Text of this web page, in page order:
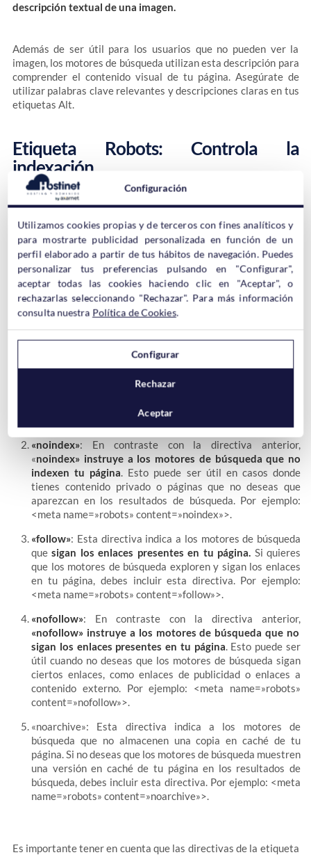
descripción textual de una imagen.
Además de ser útil para los usuarios que no pueden ver la
imagen, los motores de búsqueda utilizan esta descripción para
comprender el contenido visual de tu página. Asegúrate de
utilizar palabras clave relevantes y descripciones claras en tus
etiquetas Alt.
Etiqueta Robots: Controla la
indexación
ElMeta Tag Robots te permite controlar cómo los motores
de búsqueda rastrean e indexan tu página. Con esta etiqueta,
puedes especificar si deseas que los motores de búsqueda
indexen tu página, sigan los enlaces presentes en ella, indexen
o sigan enlaces en páginas enlazadas. Es fundamental
comprender las directivas disponibles y utilizar la etiqueta
Robots adecuadamente para garantizar que tu contenido sea
indexado y clasificado correctamente.
: Esta directiva indica a los motores de búsqueda
índice de búsqueda. Si deseas que tu página sea
debes incluir esta directiva. Por ejemplo:
name=»robots» content=»index»>
«noindex»: En contraste con la directiva anterior,
«noindex» instruye a los motores de búsqueda que no
indexen tu página. Esto puede ser útil en casos donde
tienes contenido privado o páginas que no deseas que
aparezcan en los resultados de búsqueda. Por ejemplo:
<meta name=»robots» content=»noindex»>.
«follow»: Esta directiva indica a los motores de búsqueda
que sigan los enlaces presentes en tu página. Si quieres
que los motores de búsqueda exploren y sigan los enlaces
en tu página, debes incluir esta directiva. Por ejemplo:
<meta name=»robots» content=»follow»>.
«nofollow»: En contraste con la directiva anterior,
«nofollow» instruye a los motores de búsqueda que no
sigan los enlaces presentes en tu página. Esto puede ser
útil cuando no deseas que los motores de búsqueda sigan
ciertos enlaces, como enlaces de publicidad o enlaces a
contenido externo. Por ejemplo: <meta name=»robots»
content=»nofollow»>.
«noarchive»: Esta directiva indica a los motores de
búsqueda que no almacenen una copia en caché de tu
página. Si no deseas que los motores de búsqueda muestren
una versión en caché de tu página en los resultados de
búsqueda, debes incluir esta directiva. Por ejemplo: <meta
name=»robots» content=»noarchive»>.
Es importante tener en cuenta que las directivas de la etiqueta
Configuración
Utilizamos cookies propias y de terceros con fines analíticos y
para mostrarte publicidad personalizada en función de un
perfil elaborado a partir de tus hábitos de navegación. Puedes
personalizar tus preferencias pulsando en "Configurar",
aceptar todas las cookies haciendo clic en "Aceptar", o
rechazarlas seleccionando "Rechazar". Para más información
consulta nuestra Política de Cookies.
Configurar
Rechazar
Aceptar